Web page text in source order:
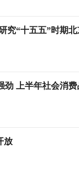
究“十五五”时期
劲 上半年社会消
放